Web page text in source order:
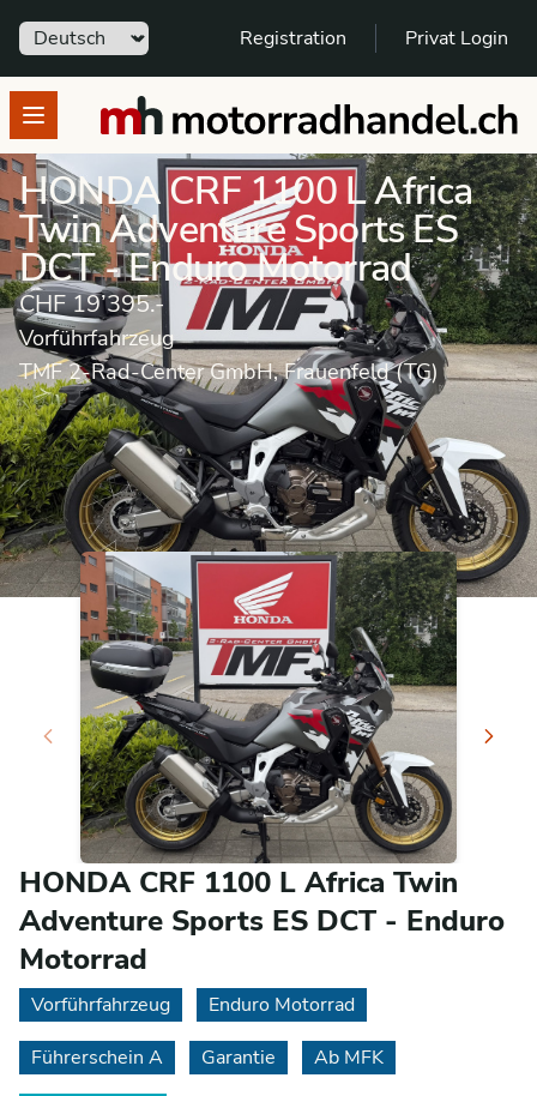
Sprache Registration Privat Login
Open menumotorradhandel.ch
HONDA CRF 1100 L Africa
Twin Adventure Sports ES
DCT - Enduro Motorrad
CHF 19’395.-
Vorführfahrzeug
TMF 2-Rad-Center GmbH, Frauenfeld (TG)
Motorrad Vorführfahrzeug
Enduro Motorrad
HONDA
CRF 1100 Africa Twin Adventure Sports DCT
HONDA CRF 1100 L Africa Twin
Adventure Sports ES DCT - Enduro
Motorrad
Vorführfahrzeug
Enduro Motorrad
Führerschein A
Garantie
Ab MFK